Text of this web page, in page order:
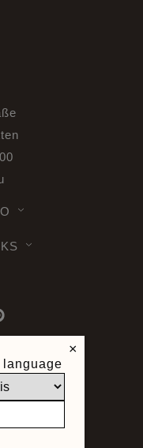
Alle Rechte
DSGVO -
-
-
×
language